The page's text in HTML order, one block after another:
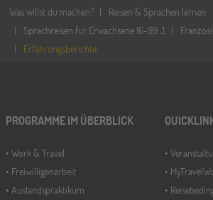
Was willst du machen?
Reisen & Sprachen lernen
Sprachreisen für Erwachsene 16-99 J.
Erfahrungsberichte
PROGRAMME IM ÜBERBLICK
Work & Travel
Freiwilligenarbeit
Auslandspraktikum